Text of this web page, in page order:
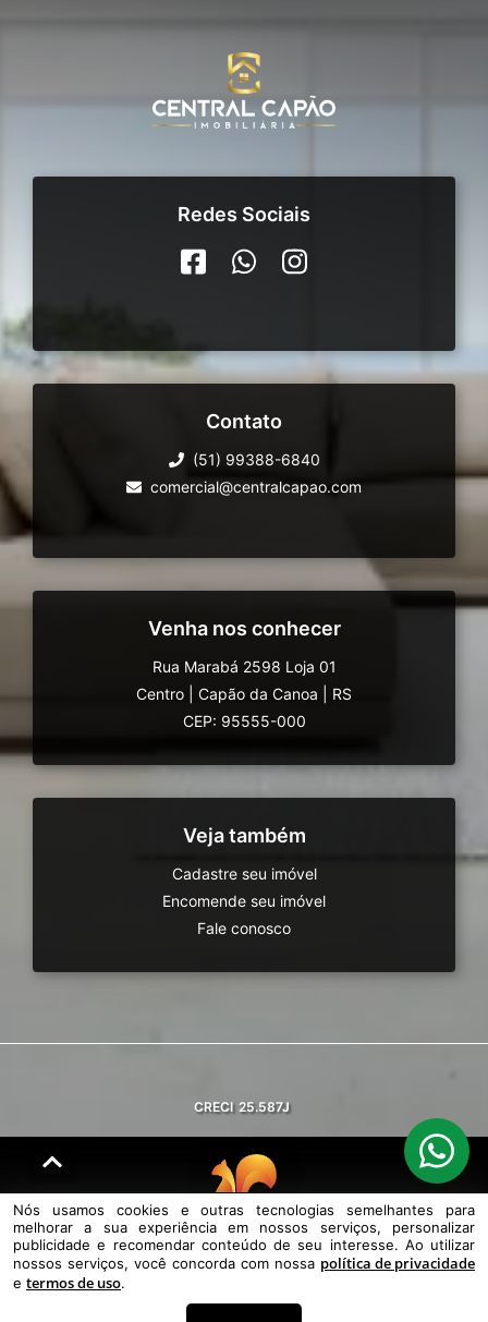
Redes Sociais
Contato
(51) 99388-6840
comercial@centralcapao.com
Venha nos conhecer
Rua Marabá 2598 Loja 01
Centro
Capão da Canoa
RS
CEP: 95555-000
Veja também
Cadastre seu imóvel
Encomende seu imóvel
Fale conosco
CRECI 25.587J
© DESENVOLVIDO PELAAGIL.NET
Nós usamos cookies e outras tecnologias semelhantes para melhorar a
sua experiência em nossos serviços, personalizar publicidade e
Nós usamos cookies e outras tecnologias semelhantes para
melhorar a sua experiência em nossos serviços, personalizar
publicidade e recomendar conteúdo de seu interesse. Ao utilizar
nossos serviços, você concorda com nossa política de privacidade
e termos de uso.